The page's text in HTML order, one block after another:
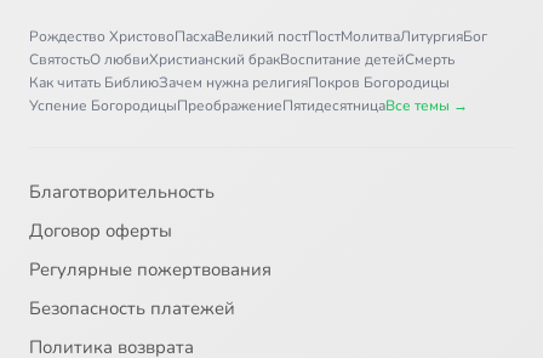
Рождество ХристовоПасхаВеликий постПостМолитваЛитургияБог
СвятостьО любвиХристианский бракВоспитание детейСмерть
Как читать БиблиюЗачем нужна религияПокров Богородицы
Успение БогородицыПреображениеПятидесятницаВсе темы →
Благотворительность
Договор оферты
Регулярные пожертвования
Безопасность платежей
Политика возврата